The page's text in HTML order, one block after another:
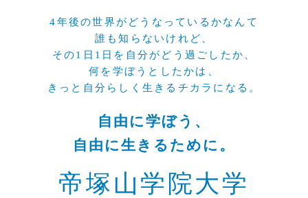
4年後の世界がどうなっているかなんて
誰も知らないけれど、
その1日1日を自分がどう過ごしたか、
何を学ぼうとしたかは、
きっと自分らしく生きるチカラになる。
自由に学ぼう、
自由に生きるために。
帝塚山学院大学